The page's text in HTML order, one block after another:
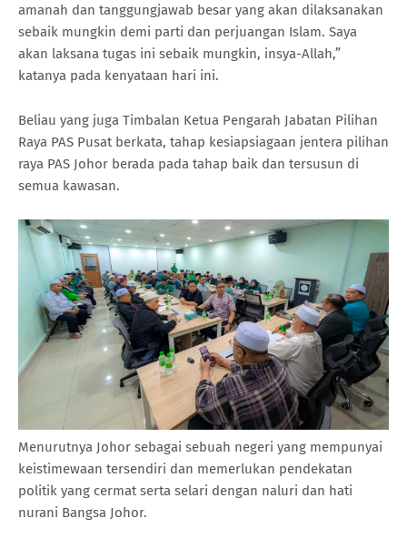
amanah dan tanggungjawab besar yang akan dilaksanakan
sebaik mungkin demi parti dan perjuangan Islam. Saya
akan laksana tugas ini sebaik mungkin, insya-Allah,”
katanya pada kenyataan hari ini.
Beliau yang juga Timbalan Ketua Pengarah Jabatan Pilihan
Raya PAS Pusat berkata, tahap kesiapsiagaan jentera pilihan
raya PAS Johor berada pada tahap baik dan tersusun di
semua kawasan.
Menurutnya Johor sebagai sebuah negeri yang mempunyai
keistimewaan tersendiri dan memerlukan pendekatan
politik yang cermat serta selari dengan naluri dan hati
nurani Bangsa Johor.